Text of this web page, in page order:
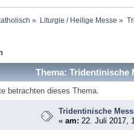
» Liturgie / Heilige Messe »
Thema: Tridentinische
betrachten dieses Thema.
Tridentinische
«am: 22. Juli 2017,